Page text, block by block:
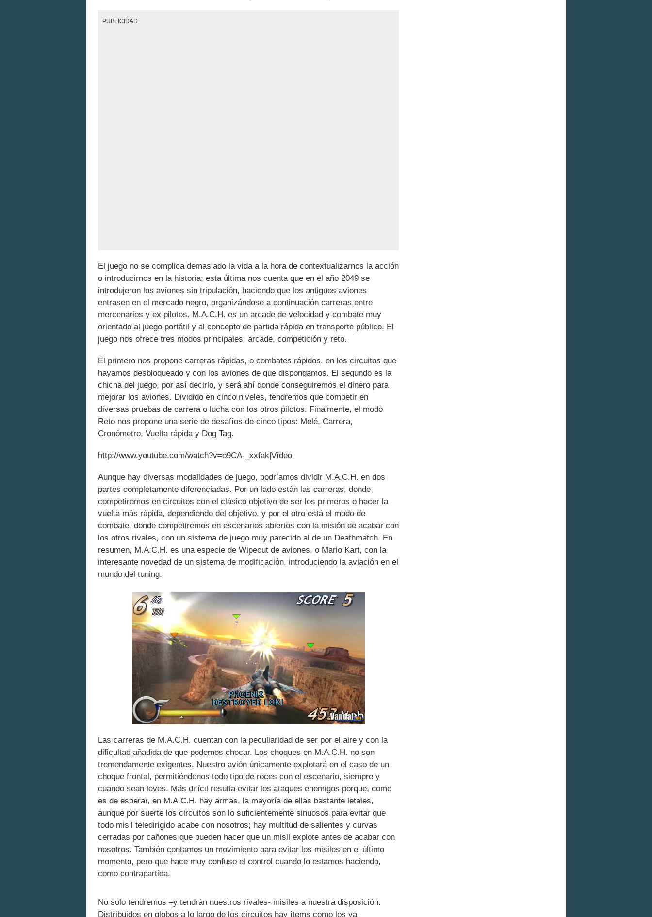
PUBLICIDAD
El juego no se complica demasiado la vida a la hora de contextualizarnos la acción
o introducirnos en la historia; esta última nos cuenta que en el año 2049 se
introdujeron los aviones sin tripulación, haciendo que los antiguos aviones
entrasen en el mercado negro, organizándose a continuación carreras entre
mercenarios y ex pilotos. M.A.C.H. es un arcade de velocidad y combate muy
orientado al juego portátil y al concepto de partida rápida en transporte público. El
juego nos ofrece tres modos principales: arcade, competición y reto.
El primero nos propone carreras rápidas, o combates rápidos, en los circuitos que
hayamos desbloqueado y con los aviones de que dispongamos. El segundo es la
chicha del juego, por así decirlo, y será ahí donde conseguiremos el dinero para
mejorar los aviones. Dividido en cinco niveles, tendremos que competir en
diversas pruebas de carrera o lucha con los otros pilotos. Finalmente, el modo
Reto nos propone una serie de desafíos de cinco tipos: Melé, Carrera,
Cronómetro, Vuelta rápida y Dog Tag.
http://www.youtube.com/watch?v=o9CA-_xxfak|Vídeo
Aunque hay diversas modalidades de juego, podríamos dividir M.A.C.H. en dos
partes completamente diferenciadas. Por un lado están las carreras, donde
competiremos en circuitos con el clásico objetivo de ser los primeros o hacer la
vuelta más rápida, dependiendo del objetivo, y por el otro está el modo de
combate, donde competiremos en escenarios abiertos con la misión de acabar con
los otros rivales, con un sistema de juego muy parecido al de un Deathmatch. En
resumen, M.A.C.H. es una especie de Wipeout de aviones, o Mario Kart, con la
interesante novedad de un sistema de modificación, introduciendo la aviación en el
mundo del tuning.
Las carreras de M.A.C.H. cuentan con la peculiaridad de ser por el aire y con la
dificultad añadida de que podemos chocar. Los choques en M.A.C.H. no son
tremendamente exigentes. Nuestro avión únicamente explotará en el caso de un
choque frontal, permitiéndonos todo tipo de roces con el escenario, siempre y
cuando sean leves. Más difícil resulta evitar los ataques enemigos porque, como
es de esperar, en M.A.C.H. hay armas, la mayoría de ellas bastante letales,
aunque por suerte los circuitos son lo suficientemente sinuosos para evitar que
todo misil teledirigido acabe con nosotros; hay multitud de salientes y curvas
cerradas por cañones que pueden hacer que un misil explote antes de acabar con
nosotros. También contamos un movimiento para evitar los misiles en el último
momento, pero que hace muy confuso el control cuando lo estamos haciendo,
como contrapartida.
No solo tendremos –y tendrán nuestros rivales- misiles a nuestra disposición.
Distribuidos en globos a lo largo de los circuitos hay ítems como los ya